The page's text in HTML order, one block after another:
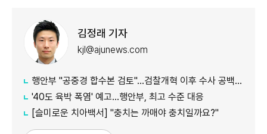
김정래 기자
kjl@ajunews.com
행안부 "공중경 합수본 검토"…검찰개혁 이후 수사 공백 대응 나서
'40도 육박 폭염' 예고…행안부, 최고 수준 대응
[슬미로운 치아백서] "충치는 까매야 충치일까요?"